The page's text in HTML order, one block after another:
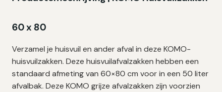
aantal
60 x 80
Verzamel je huisvuil en ander afval in deze KOMO-
huisvuilzakken. Deze huisvuilafvalzakken hebben een
standaard afmeting van 60×80 cm voor in een 50 liter
afvalbak. Deze KOMO grijze afvalzakken zijn voorzien